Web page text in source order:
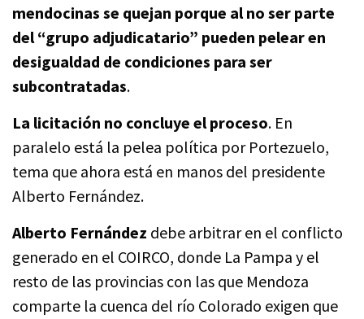
mendocinas se quejan porque al no ser parte
del “grupo adjudicatario” pueden pelear en
desigualdad de condiciones para ser
subcontratadas.
La licitación no concluye el proceso. En
paralelo está la pelea política por Portezuelo,
tema que ahora está en manos del presidente
Alberto Fernández.
Alberto Fernández debe arbitrar en el conflicto
generado en el COIRCO, donde La Pampa y el
resto de las provincias con las que Mendoza
comparte la cuenca del río Colorado exigen que